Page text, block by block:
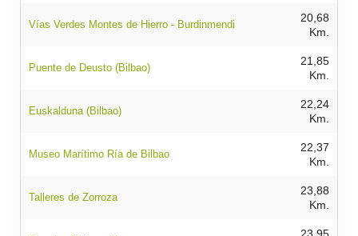
Vías Verdes Montes de Hierro - Burdinmendi
20,68
Km.
Puente de Deusto (Bilbao)
21,85
Km.
Euskalduna (Bilbao)
22,24
Km.
Museo Marítimo Ría de Bilbao
22,37
Km.
Talleres de Zorroza
23,88
Km.